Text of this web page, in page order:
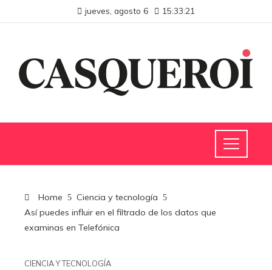
jueves, agosto 6 15:33:22
Home
Ciencia y tecnología
Así puedes influir en el filtrado de los datos que
examinas en Telefónica
CIENCIA Y TECNOLOGÍA